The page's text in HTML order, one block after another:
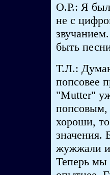
О.Р.: Я был
не с
быть
Т.Л.:
попсовее
"Mutter"
попсовым,
хороши,
значения.
жужжали и
Теперь мы